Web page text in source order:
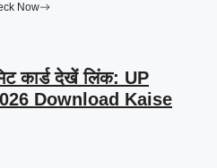
Now
कार्ड देखें लिंक: UP
Download Kaise